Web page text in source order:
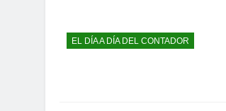
EL DÍA A DÍA DEL CONTADOR